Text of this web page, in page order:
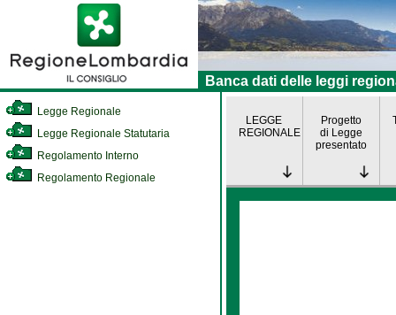
Banca dati delle leggi
Legge Regionale
Legge Regionale Statutaria
Regolamento Interno
Regolamento Regionale
LEGGE
REGIONALE
Progetto
di Legge
presentato